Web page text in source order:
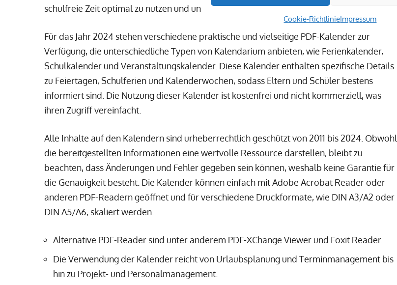
Cookie-RichtlinieImpressum
schulfreie Zeit optimal zu nutzen und unvergessliche Erinnerungen zu schaffen.
Für das Jahr 2024 stehen verschiedene praktische und vielseitige PDF-Kalender zur
Verfügung, die unterschiedliche Typen von Kalendarium anbieten, wie Ferienkalender,
Schulkalender und Veranstaltungskalender. Diese Kalender enthalten spezifische Details
zu Feiertagen, Schulferien und Kalenderwochen, sodass Eltern und Schüler bestens
informiert sind. Die Nutzung dieser Kalender ist kostenfrei und nicht kommerziell, was
ihren Zugriff vereinfacht.
Alle Inhalte auf den Kalendern sind urheberrechtlich geschützt von 2011 bis 2024. Obwohl
die bereitgestellten Informationen eine wertvolle Ressource darstellen, bleibt zu
beachten, dass Änderungen und Fehler gegeben sein können, weshalb keine Garantie für
die Genauigkeit besteht. Die Kalender können einfach mit Adobe Acrobat Reader oder
anderen PDF-Readern geöffnet und für verschiedene Druckformate, wie DIN A3/A2 oder
DIN A5/A6, skaliert werden.
Alternative PDF-Reader sind unter anderem PDF-XChange Viewer und Foxit Reader.
Die Verwendung der Kalender reicht von Urlaubsplanung und Terminmanagement bis
hin zu Projekt- und Personalmanagement.